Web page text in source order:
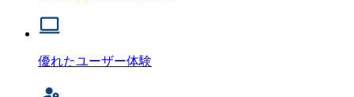
優れたユーザー体験